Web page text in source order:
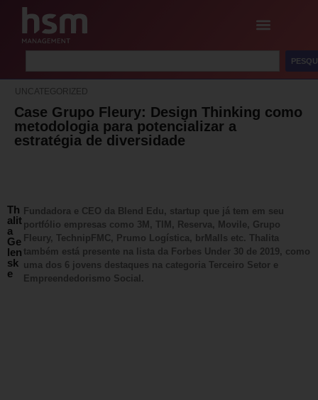
UNCATEGORIZED
Case Grupo Fleury: Design Thinking como
metodologia para potencializar a
estratégia de diversidade
Th
alit
a
Ge
len
sk
e
Fundadora e CEO da Blend Edu, startup que já tem em seu
portfólio empresas como 3M, TIM, Reserva, Movile, Grupo
Fleury, TechnipFMC, Prumo Logística, brMalls etc. Thalita
também está presente na lista da Forbes Under 30 de 2019, como
uma dos 6 jovens destaques na categoria Terceiro Setor e
Empreendedorismo Social.